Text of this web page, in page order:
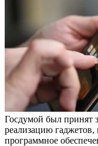
Госдумой был принят
реализацию гаджетов,
программное